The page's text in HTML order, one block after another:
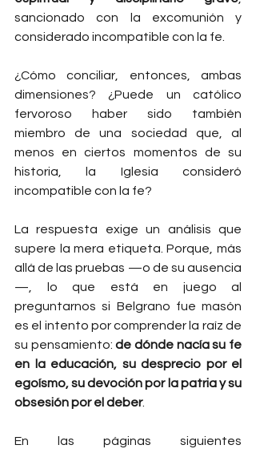
sancionado con la excomunión y
considerado incompatible con la fe.
¿Cómo conciliar, entonces, ambas
dimensiones? ¿Puede un católico
fervoroso haber sido también
miembro de una sociedad que, al
menos en ciertos momentos de su
historia, la Iglesia consideró
incompatible con la fe?
La respuesta exige un análisis que
supere la mera etiqueta. Porque, más
allá de las pruebas —o de su ausencia
—, lo que está en juego al
preguntarnos si Belgrano fue masón
es el intento por comprender la raíz de
su pensamiento: de dónde nacía su fe
en la educación, su desprecio por el
egoísmo, su devoción por la patria y su
obsesión por el deber.
En las páginas siguientes